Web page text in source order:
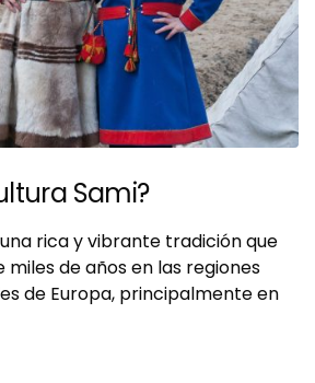
Sami?
rica y vibrante tradición que
miles de años en las regiones
de Europa, principalmente en